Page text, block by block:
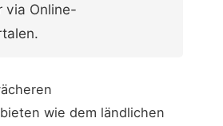
via Online-
wie dem ländlichen